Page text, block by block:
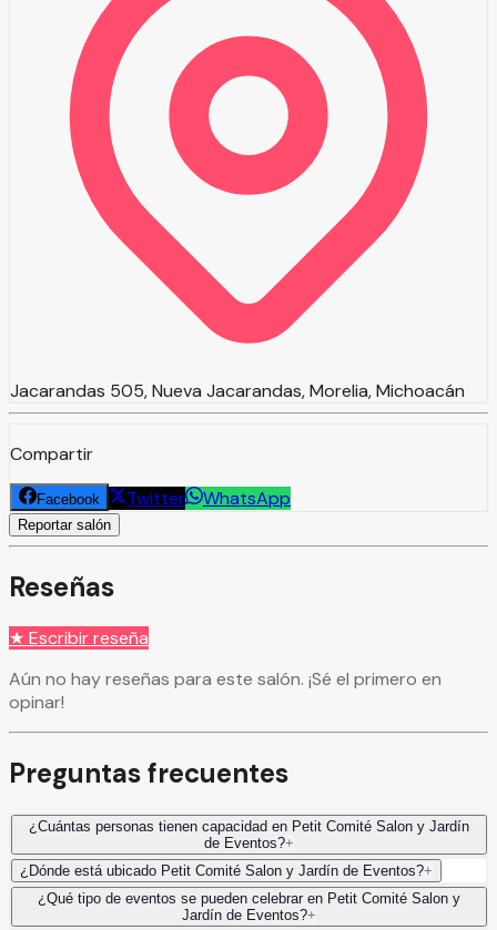
Jacarandas 505, Nueva Jacarandas, Morelia, Michoacán
Compartir
Facebook Twitter WhatsApp
Reportar salón
Reseñas
★ Escribir reseña
Aún no hay reseñas para este salón. ¡Sé el primero en
opinar!
Preguntas frecuentes
¿Cuántas personas tienen capacidad en Petit Comité Salon y Jardín
de Eventos?+
¿Dónde está ubicado Petit Comité Salon y Jardín de Eventos?+
¿Qué tipo de eventos se pueden celebrar en Petit Comité Salon y
Jardín de Eventos?+